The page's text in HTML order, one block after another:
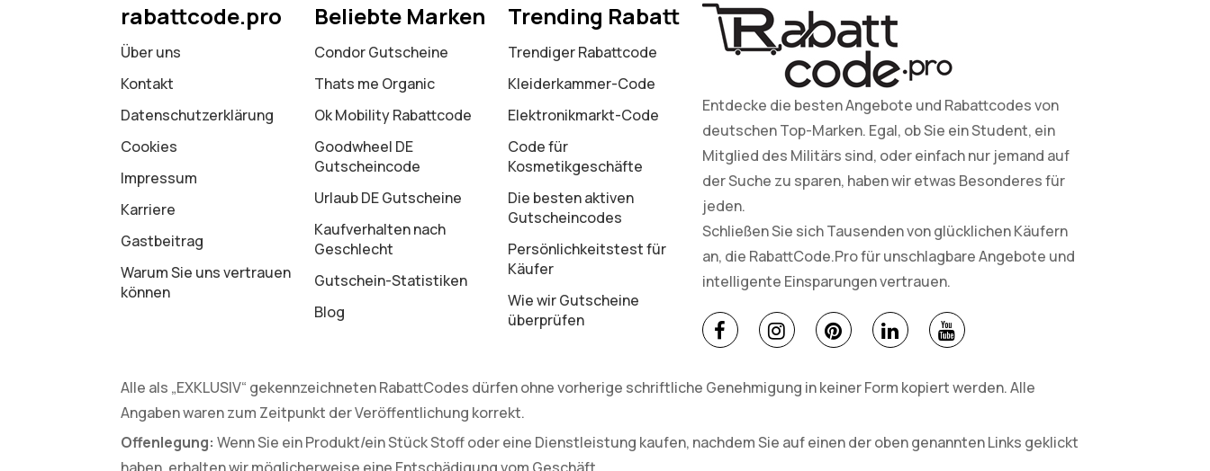
rabattcode.pro
Über uns
Kontakt
Datenschutz­erklärung
Cookies
Impressum
Karriere
Gastbeitrag
Warum Sie uns vertrauen
können
Beliebte Marken
Condor Gutscheine
Thats me Organic
Ok Mobility Rabattcode
Goodwheel DE
Gutscheincode
Urlaub DE Gutscheine
Kaufverhalten nach
Geschlecht
Gutschein-Statistiken
Blog
Trending Rabatt
Trendiger Rabattcode
Kleiderkammer-Code
Elektronikmarkt-Code
Code für
Kosmetikgeschäfte
Die besten aktiven
Gutscheincodes
Persönlichkeitstest für
Käufer
Wie wir Gutscheine
überprüfen
Entdecke die besten Angebote und Rabattcodes von
deutschen Top-Marken. Egal, ob Sie ein Student, ein
Mitglied des Militärs sind, oder einfach nur jemand auf
der Suche zu sparen, haben wir etwas Besonderes für
jeden.
Schließen Sie sich Tausenden von glücklichen Käufern
an, die RabattCode.Pro für unschlagbare Angebote und
intelligente Einsparungen vertrauen.
Alle als „EXKLUSIV“ gekennzeichneten RabattCodes dürfen ohne vorherige schriftliche Genehmigung in keiner Form kopiert werden. Alle
Angaben waren zum Zeitpunkt der Veröffentlichung korrekt.
Offenlegung: Wenn Sie ein Produkt/ein Stück Stoff oder eine Dienstleistung kaufen, nachdem Sie auf einen der oben genannten Links geklickt